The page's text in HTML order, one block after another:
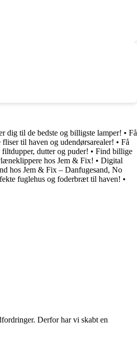
dig til de bedste og billigste lamper! • Få
til haven og udendørsarealer! • Få
dutter og puder! • Find billige
hos Jem & Fix! • Digital
hos Jem & Fix – Danfugesand, No
fuglehus og foderbræt til haven! •
Derfor har vi skabt en